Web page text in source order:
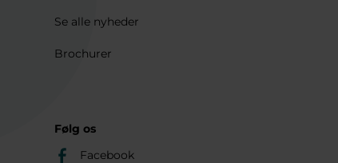
Se alle nyheder
Brochurer
Følg os
Facebook